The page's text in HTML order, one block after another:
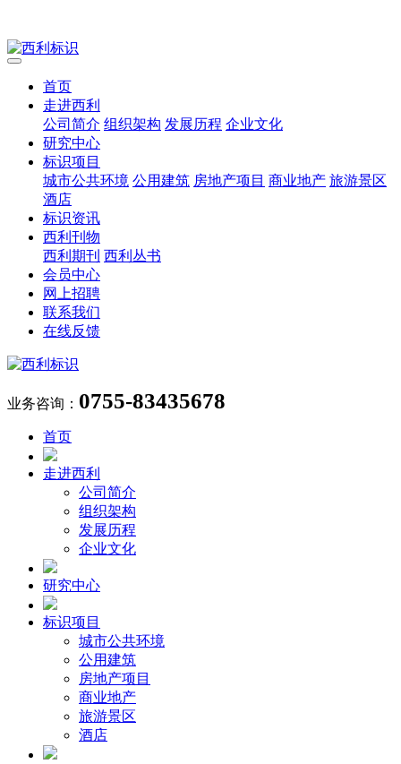
首页
走进西利
公司简介 组织架构 发展历程 企业文化
研究中心
标识项目
城市公共环境 公用建筑 房地产项目 商业地产 旅游景区
酒店
标识资讯
西利刊物
西利期刊 西利丛书
会员中心
网上招聘
联系我们
在线反馈
业务咨询： 0755-83435678
首页
走进西利
公司简介
组织架构
发展历程
企业文化
研究中心
标识项目
城市公共环境
公用建筑
房地产项目
商业地产
旅游景区
酒店